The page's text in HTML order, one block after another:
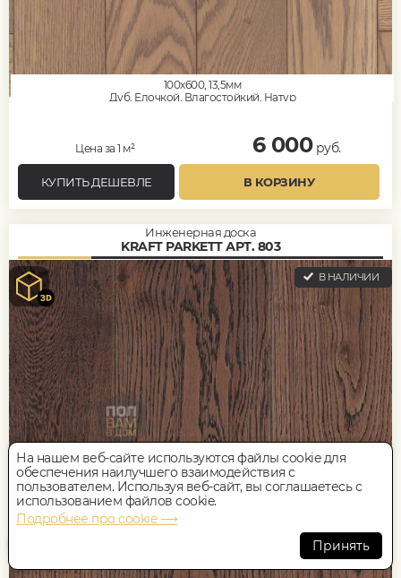
100x600, 13,5мм
Дуб, Елочкой, Влагостойкий, Натур
Цена за 1 м² 6 000руб.
КУПИТЬ ДЕШЕВЛЕ В КОРЗИНУ
Инженерная доска
KRAFT PARKETT АРТ. 803
В НАЛИЧИИ
На нашем веб-сайте используются файлы cookie для
обеспечения наилучшего взаимодействия с
пользователем. Используя веб-сайт, вы соглашаетесь с
использованием файлов cookie.
Подробнее про cookie ⟶
Принять